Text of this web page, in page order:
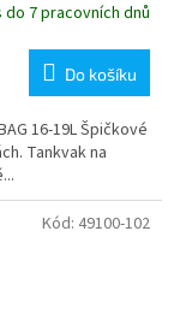
do 7 pracovních dnů
Do košíku
16-19L Špičkové
Tankvak na
Kód: 49100-102